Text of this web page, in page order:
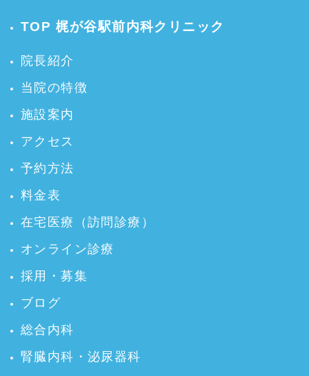
TOP 梶が谷駅前内科クリニック
院長紹介
当院の特徴
施設案内
アクセス
予約方法
料金表
在宅医療（訪問診療）
オンライン診療
採用・募集
ブログ
総合内科
腎臓内科・泌尿器科